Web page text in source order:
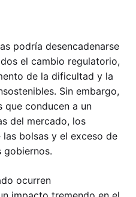
podría desencadenarse
el cambio regulatorio,
de la dificultad y la
Sin embargo,
que conducen a un
del mercado, los
bolsas y el exceso de
gobiernos.
ocurren